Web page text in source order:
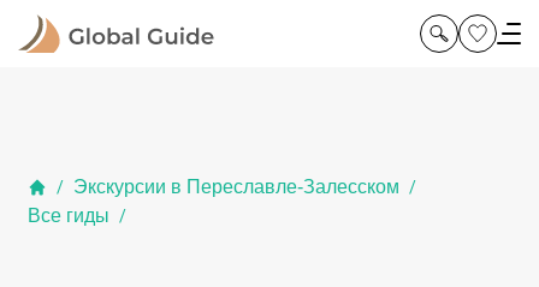
/ Экскурсии в Переславле-Залесском /
Все гиды /